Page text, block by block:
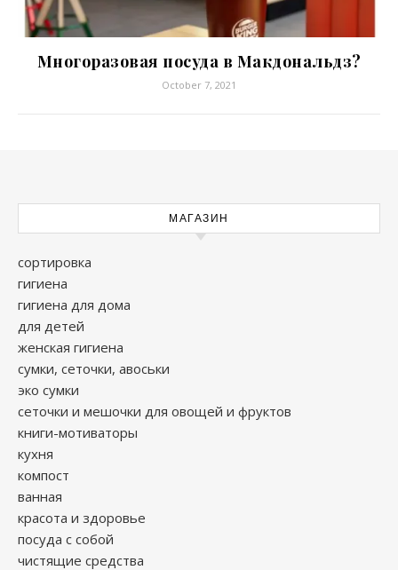
Многоразовая посуда в Макдональдз?
October 7, 2021
МАГАЗИН
сортировка
гигиена
гигиена для дома
для детей
женская гигиена
сумки, сеточки, авоськи
эко сумки
сеточки и мешочки для овощей и фруктов
книги-мотиваторы
кухня
компост
ванная
красота и здоровье
посуда с собой
чистящие средства